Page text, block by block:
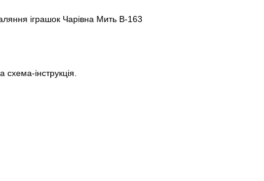
іграшок Чарівна Мить В-163
інструкція.